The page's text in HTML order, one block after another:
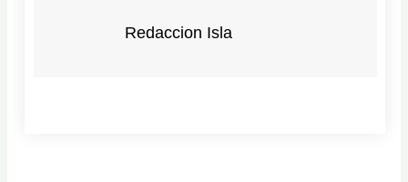
Redaccion Isla